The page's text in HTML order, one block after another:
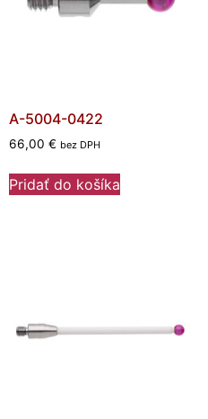
A-5004-0422
66,00 € bez DPH
Pridať do košíka